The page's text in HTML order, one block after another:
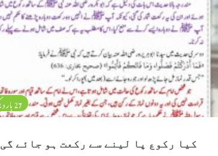
27 بار دیکھا گیا
کیا رکوع پا لینے سے رکعت ہو جائے گی